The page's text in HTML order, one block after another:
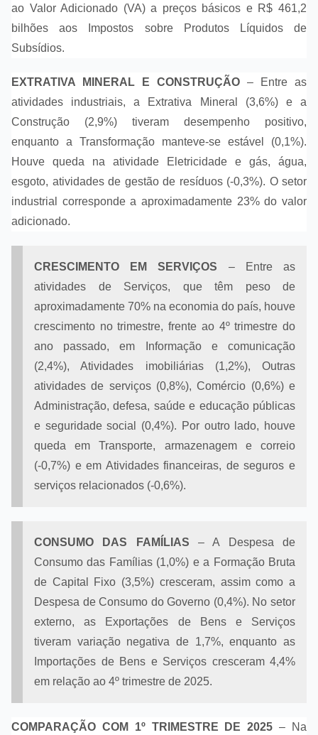
ao Valor Adicionado (VA) a preços básicos e R$ 461,2
bilhões aos Impostos sobre Produtos Líquidos de
Subsídios.
EXTRATIVA MINERAL E CONSTRUÇÃO – Entre as
atividades industriais, a Extrativa Mineral (3,6%) e a
Construção (2,9%) tiveram desempenho positivo,
enquanto a Transformação manteve-se estável (0,1%).
Houve queda na atividade Eletricidade e gás, água,
esgoto, atividades de gestão de resíduos (-0,3%). O setor
industrial corresponde a aproximadamente 23% do valor
adicionado.
CRESCIMENTO EM SERVIÇOS – Entre as
atividades de Serviços, que têm peso de
aproximadamente 70% na economia do país, houve
crescimento no trimestre, frente ao 4º trimestre do
ano passado, em Informação e comunicação
(2,4%), Atividades imobiliárias (1,2%), Outras
atividades de serviços (0,8%), Comércio (0,6%) e
Administração, defesa, saúde e educação públicas
e seguridade social (0,4%). Por outro lado, houve
queda em Transporte, armazenagem e correio
(-0,7%) e em Atividades financeiras, de seguros e
serviços relacionados (-0,6%).
CONSUMO DAS FAMÍLIAS – A Despesa de
Consumo das Famílias (1,0%) e a Formação Bruta
de Capital Fixo (3,5%) cresceram, assim como a
Despesa de Consumo do Governo (0,4%). No setor
externo, as Exportações de Bens e Serviços
tiveram variação negativa de 1,7%, enquanto as
Importações de Bens e Serviços cresceram 4,4%
em relação ao 4º trimestre de 2025.
COMPARAÇÃO COM 1º TRIMESTRE DE 2025 – Na